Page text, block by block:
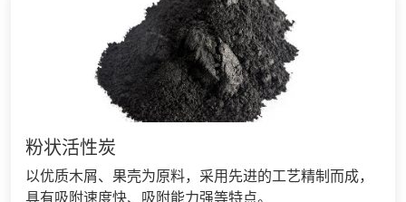
粉状活性炭
以优质木屑、果壳为原料，采用先进的工艺精制而成，
具有吸附速度快、吸附能力强等特点。